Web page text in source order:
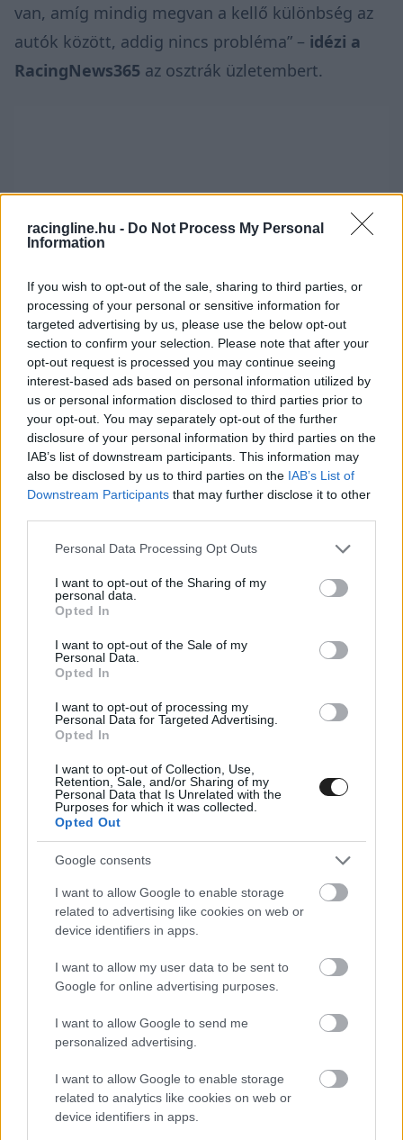
racingline.hu - Do Not Process My Personal
Information
If you wish to opt-out of the sale, sharing to third parties, or
processing of your personal or sensitive information for
targeted advertising by us, please use the below opt-out
section to confirm your selection. Please note that after your
opt-out request is processed you may continue seeing
interest-based ads based on personal information utilized by
us or personal information disclosed to third parties prior to
your opt-out. You may separately opt-out of the further
disclosure of your personal information by third parties on the
IAB’s list of downstream participants. This information may
also be disclosed by us to third parties on the IAB’s List of
Downstream Participants that may further disclose it to other
Please note that this website/app uses one or more Google
not limited to your visit or usage behaviour. You may click to
grant or deny consent to Google and its third-party tags to
use your data for below specified purposes in below Google
consent section.
Personal Data Processing Opt Outs
I want to opt-out of the Sharing of my
personal data.
Opted In
I want to opt-out of the Sale of my
Personal Data.
Opted In
I want to opt-out of processing my
Personal Data for Targeted Advertising.
Opted In
I want to opt-out of Collection, Use,
Retention, Sale, and/or Sharing of my
Personal Data that Is Unrelated with the
Purposes for which it was collected.
Opted Out
Google consents
I want to allow Google to enable storage
related to advertising like cookies on web or
device identifiers in apps.
I want to allow my user data to be sent to
Google for online advertising purposes.
I want to allow Google to send me
personalized advertising.
I want to allow Google to enable storage
related to analytics like cookies on web or
device identifiers in apps.
van, amíg mindig megvan a kellő különbség az
autók között, addig nincs probléma” – idézi a
RacingNews365 az osztrák üzletembert.
Nyilván Russell és Antonelli szempontjából az
lenne az üdvözítő, ha sikerülne elszakadniuk az
összetettben a többiektől, hiszen ha nem lesz
a Mercedesnek nem lesz érdeke beleszólnia a
Rés a pajzson?
Russell a Japán Nagydíj után
Nagydíjon mindenki a nulláról kezd, hiszen
tudja továbbvinni úgy, ahogyan tudta volna, ha
zsinórban jönnek a versenyek. Ez neki kedvezhet,
Martin Brundle szerint ugyanakkor a brit
pilótának szüksége lesz egyfajta új kezdetre.